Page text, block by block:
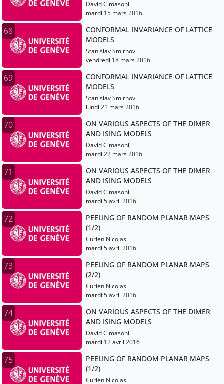
David Cimasoni
mardi 15 mars 2016
68
CONFORMAL INVARIANCE OF LATTICE
MODELS
Stanislav Smirnov
vendredi 18 mars 2016
69
CONFORMAL INVARIANCE OF LATTICE
MODELS
Stanislav Smirnov
lundi 21 mars 2016
70
ON VARIOUS ASPECTS OF THE DIMER
AND ISING MODELS
David Cimasoni
mardi 22 mars 2016
71
ON VARIOUS ASPECTS OF THE DIMER
AND ISING MODELS
David Cimasoni
mardi 5 avril 2016
72
PEELING OF RANDOM PLANAR MAPS
(1/2)
Curien Nicolas
mardi 5 avril 2016
73
PEELING OF RANDOM PLANAR MAPS
(2/2)
Curien Nicolas
mardi 5 avril 2016
74
ON VARIOUS ASPECTS OF THE DIMER
AND ISING MODELS
David Cimasoni
mardi 12 avril 2016
75
PEELING OF RANDOM PLANAR MAPS
(1/2)
Curien Nicolas